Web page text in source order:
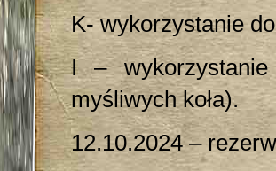
K- wykorzystanie
I –
myśliwych koła).
12.10.2024 –